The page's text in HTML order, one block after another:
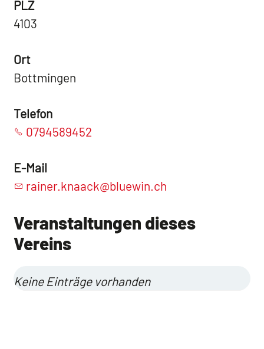
PLZ
4103
Ort
Bottmingen
Telefon
0794589452
E-Mail
rainer.knaack@bluewin.ch
Veranstaltungen dieses
Vereins
Keine Einträge vorhanden